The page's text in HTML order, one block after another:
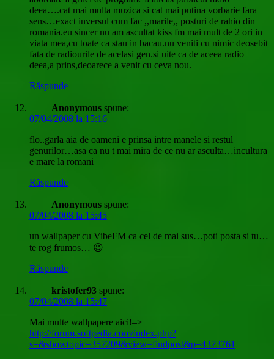
deea….cat mai multa muzica si cat mai putina vorbarie fara
sens…exact inversul cum fac ,,marile,, posturi de rahio din
romania.eu sincer nu am ascultat kiss fm mai mult de 2 ori in
viata mea,cu toate ca stau in bacau.nu veniti cu nimic deosebit
fata de radiourile de acelasi gen.si uite ca de aceea radio
deea,a prins,deoarece a venit cu ceva nou.
Răspunde
Anonymous spune:
07/04/2008 la 15:16
flo..garla aia de oameni e prinsa intre manele si restul
genurilor…asa ca nu t mai mira de ce nu ar asculta…incultura
e mare la romani
Răspunde
Anonymous spune:
07/04/2008 la 15:45
un wallpaper cu VibeFM ca cel de mai sus…poti posta si tu…
te rog frumos… 😉
Răspunde
kristofer93 spune:
07/04/2008 la 15:47
Mai multe wallpapere aici!–>
http://forum.softpedia.com/index.php?
s=&showtopic=357209&view=findpost&p=4373761